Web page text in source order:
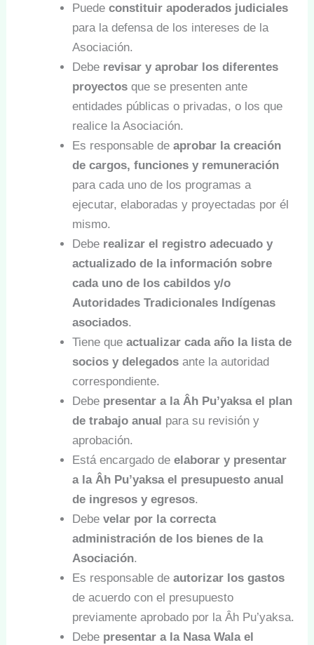
Puede constituir apoderados judiciales
para la defensa de los intereses de la
Asociación.
Debe revisar y aprobar los diferentes
proyectosque se presenten ante
entidades públicas o privadas, o los que
realice la Asociación.
Es responsable de aprobar la creación
de cargos, funciones y remuneración
para cada uno de los programas a
ejecutar, elaboradas y proyectadas por él
mismo.
Debe realizar el registro adecuado y
actualizado de la información sobre
cada uno de los cabildos y/o
Autoridades Tradicionales Indígenas
asociados.
Tiene que actualizar cada año la lista de
socios y delegadosante la autoridad
correspondiente.
Debe presentar a la Âh Pu’yaksa el plan
de trabajo anual para su revisión y
aprobación.
Está encargado de elaborar y presentar
a la Âh Pu’yaksa el presupuesto anual
de ingresos y egresos.
Debe velar por la correcta
administración de los bienes de la
Asociación.
Es responsable de autorizar los gastos
de acuerdo con el presupuesto
previamente aprobado por la Âh Pu’yaksa.
Debe presentar a la Nasa Wala el